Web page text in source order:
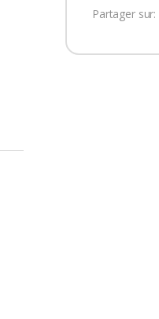
Partager sur: